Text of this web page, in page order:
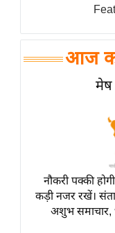
समीक्षा
धर्म
ज्योतिष
त्योहार
राशिफल
विशेष
आज
मेष
नौकरी पक्की
कड़ी नजर रखें।
अशुभ समाचार,